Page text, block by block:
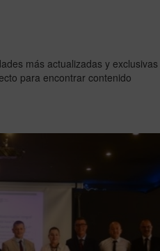
más actualizadas y exclusivas
para encontrar contenido